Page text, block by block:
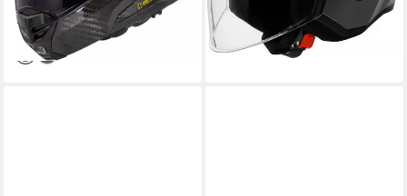
-17%
lieferbar - in 3-4 Werktagen bei dir
lieferbar - in 3-4 Werktagen bei dir